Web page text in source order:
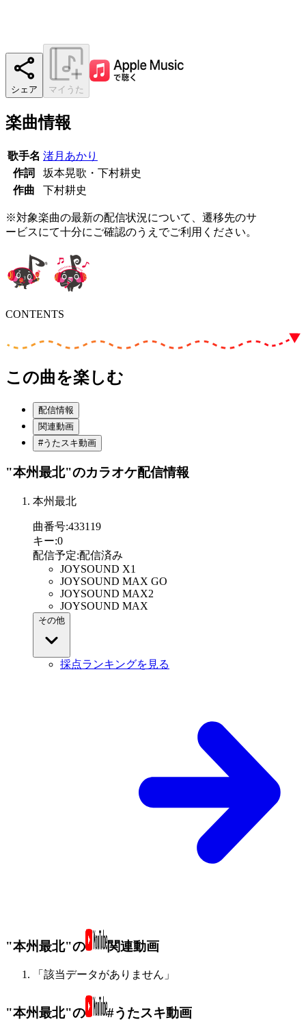
シェア マイうた
楽曲情報
歌手名 渚月あかり
作詞
坂本晃歌・下村耕史
作曲
下村耕史
※対象楽曲の最新の配信状況について、遷移先のサ
ービスにて十分にご確認のうえでご利用ください。
CONTENTS
この曲を楽しむ
配信情報
関連動画
#うたスキ動画
"本州最北"のカラオケ配信情報
本州最北
曲番号:433119
キー:0
配信予定:配信済み
JOYSOUND X1
JOYSOUND MAX GO
JOYSOUND MAX2
JOYSOUND MAX
その他
採点ランキングを見る
"本州最北"の 関連動画
「該当データがありません」
"本州最北"の #うたスキ動画